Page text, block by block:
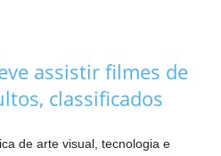
assistir filmes de
classificados
de arte visual, tecnologia e